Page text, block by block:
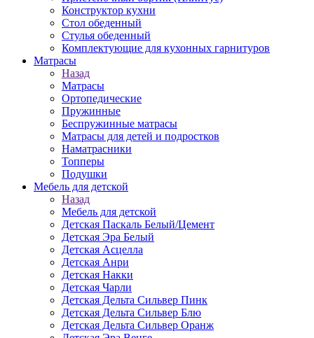
Конструктор кухни
Стол обеденный
Стулья обеденный
Комплектующие для кухонных гарнитуров
Матраcы
Назад
Матраcы
Ортопедические
Пружинные
Беспружинные матрасы
Матрасы для детей и подростков
Наматрасники
Топперы
Подушки
Мебель для детской
Назад
Мебель для детской
Детская Паскаль Белый/Цемент
Детская Эра Белый
Детская Асцелла
Детская Анри
Детская Накки
Детская Чарли
Детская Дельта Сильвер Пинк
Детская Дельта Сильвер Блю
Детская Дельта Сильвер Оранж